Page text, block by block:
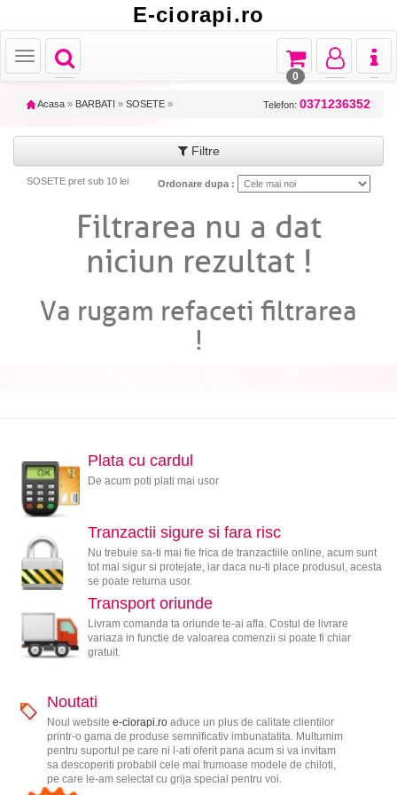
E-ciorapi.ro
Toggle
navigation
Toggle
Toggle
navigation
Toggle
navigation
Toggle
navigation
0
Acasa » BARBATI » SOSETE » Telefon: 0371236352
Filtre
SOSETE pret sub 10 lei Ordonare dupa :
Filtrarea nu a dat
niciun rezultat !
Va rugam refaceti filtrarea
!
Plata cu cardul
De acum poti plati mai usor
Tranzactii sigure si fara risc
Nu trebuie sa-ti mai fie frica de tranzactiile online, acum sunt
tot mai sigur si protejate, iar daca nu-ti place produsul, acesta
se poate returna usor.
Transport oriunde
Livram comanda ta oriunde te-ai afla. Costul de livrare
variaza in functie de valoarea comenzii si poate fi chiar
gratuit.
Noutati
Noul website e-ciorapi.roaduce un plus de calitate clientilor
printr-o gama de produse semnificativ imbunatatita. Multumim
pentru suportul pe care ni l-ati oferit pana acum si va invitam
sa descoperiti probabil cele mai frumoase modele de chiloti,
pe care le-am selectat cu grija special pentru voi.